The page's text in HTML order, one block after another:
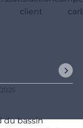
client
du bassin